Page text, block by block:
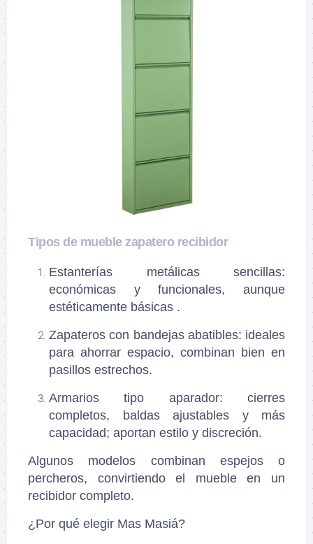
Tipos de mueble zapatero recibidor
Estanterías metálicas sencillas:
económicas y funcionales, aunque
estéticamente básicas .
Zapateros con bandejas abatibles: ideales
para ahorrar espacio, combinan bien en
pasillos estrechos.
Armarios tipo aparador: cierres
completos, baldas ajustables y más
capacidad; aportan estilo y discreción.
Algunos modelos combinan espejos o
percheros, convirtiendo el mueble en un
recibidor completo.
¿Por qué elegir Mas Masiá?